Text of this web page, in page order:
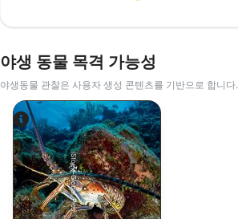
야생 동물 목격 가능성
야생동물 관찰은 사용자 생성 콘텐츠를 기반으로 합니다.
iStock-Global_Pics